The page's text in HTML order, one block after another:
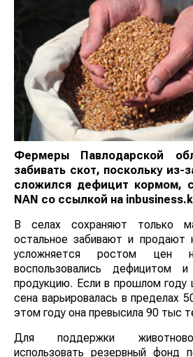
Фермеры Павлодарской
забивать скот, поскольку из-
сложился дефицит кормом,
NAN со ссылкой на
В селах сохраняют только
остальное забивают и продают
усложняется ростом цен
воспользовались дефицитом
продукцию. Если в прошлом году
сена варьировалась в пределах
этом году она превысила 90 тыс
Для поддержки
использовать резервный фонд